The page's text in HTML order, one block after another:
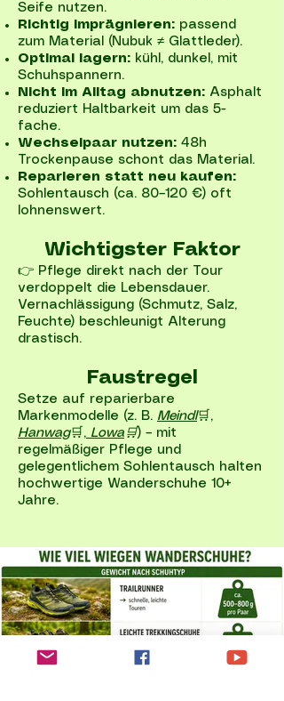
Seife nutzen.
Richtig imprägnieren: passend
zum Material (Nubuk ≠ Glattleder).
Optimal lagern: kühl, dunkel, mit
Schuhspannern.
Nicht im Alltag abnutzen: Asphalt
reduziert Haltbarkeit um das 5-
fache.
Wechselpaar nutzen: 48h
Trockenpause schont das Material.
Reparieren statt neu kaufen:
Sohlentausch (ca. 80–120 €) oft
lohnenswert.
Wichtigster Faktor
👉 Pflege direkt nach der Tour
verdoppelt die Lebensdauer.
Vernachlässigung (Schmutz, Salz,
Feuchte) beschleunigt Alterung
drastisch.
Faustregel
Setze auf reparierbare
Markenmodelle (z. B. Meindl🛒,
Hanwag🛒, Lowa 🛒) – mit
regelmäßiger Pflege und
gelegentlichem Sohlentausch halten
hochwertige Wanderschuhe 10+
Jahre.